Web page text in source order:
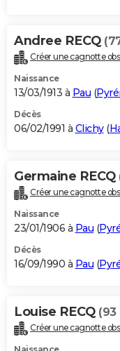
Andree RECQ
Créer une cagnotte
Naissance
13/03/1913 à Pau (
Décès
06/02/1991 à Clichy(
Germaine RECQ
Créer une cagnotte
Naissance
23/01/1906 à Pau (
Décès
16/09/1990 à Pau (
Louise RECQ (93
Créer une cagnotte